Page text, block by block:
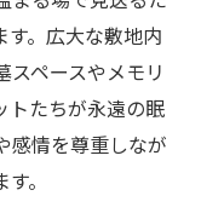
。広大な敷地内
スペースやメモリ
トたちが永遠の眠
感情を尊重しなが
。